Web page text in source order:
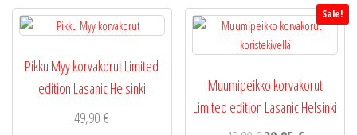
Pikku Myy korvakorut Limited
edition Lasanic Helsinki
49,90€
Sale!
Muumipeikko korvakorut
Limited edition Lasanic Helsinki